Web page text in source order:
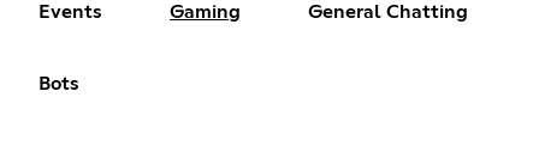
Events Gaming General Chatting
Bots